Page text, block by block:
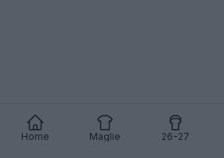
Home Maglie 26-27